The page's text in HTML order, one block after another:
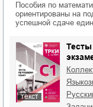
Пособия по
ориентированы на
успешной сдаче
текст